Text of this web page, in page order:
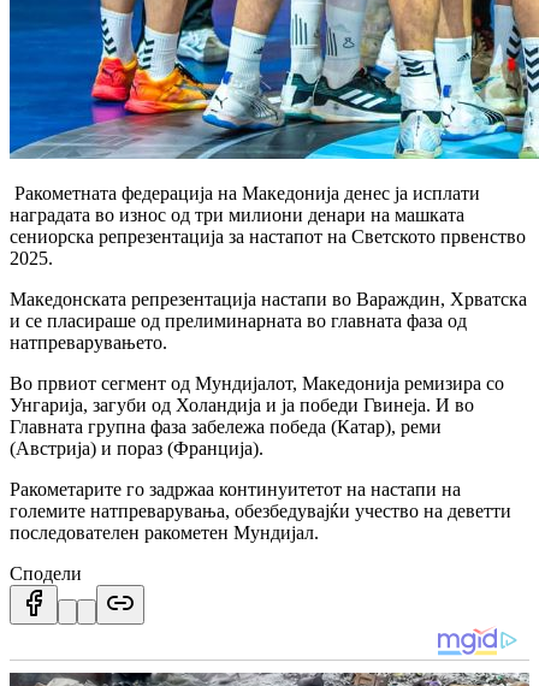
Ракометната федерација на Македонија денес ја исплати
наградата во износ од три милиони денари на машката
сениорска репрезентација за настапот на Светското првенство
2025.
Македонската репрезентација настапи во Вараждин, Хрватска
и се пласираше од прелиминарната во главната фаза од
натпреварувањето.
Во првиот сегмент од Мундијалот, Македонија ремизира со
Унгарија, загуби од Холандија и ја победи Гвинеја. И во
Главната групна фаза забележа победа (Катар), реми
(Австрија) и пораз (Франција).
Ракометарите го задржаа континуитетот на настапи на
големите натпреварувања, обезбедувајќи учество на деветти
последователен ракометен Мундијал.
Сподели